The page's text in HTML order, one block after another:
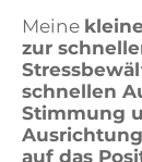
Meine
zur
schnellen
Stimmung
auf das